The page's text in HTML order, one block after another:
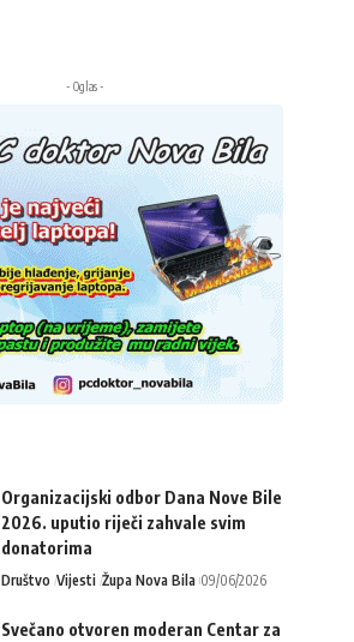
- Oglas -
Organizacijski odbor Dana Nove Bile
2026. uputio riječi zahvale svim
donatorima
Društvo Vijesti Župa Nova Bila 09/06/2026
Svečano otvoren moderan Centar za